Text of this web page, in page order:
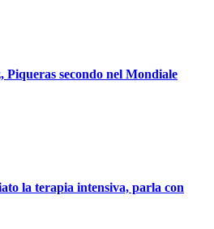
secondo nel Mondiale
la terapia intensiva, parla con